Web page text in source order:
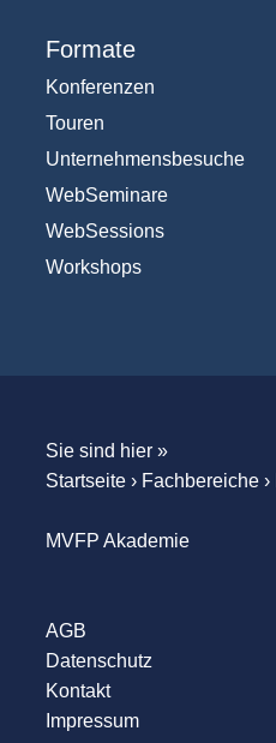
Formate
Konferenzen
Touren
Unternehmensbesuche
WebSeminare
WebSessions
Workshops
Sie sind hier »
Startseite› Fachbereiche›
MVFP Akademie
AGB
Datenschutz
Kontakt
Impressum